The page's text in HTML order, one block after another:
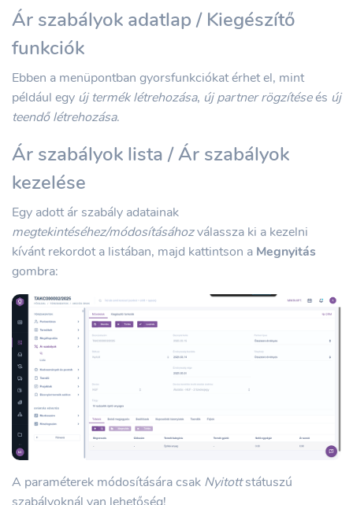
Ár szabályok adatlap / Kiegészítő
funkciók
Ebben a menüpontban gyorsfunkciókat érhet el, mint
például egy új termék létrehozása, új partner rögzítéseés új
teendő létrehozása.
Ár szabályok lista / Ár szabályok
kezelése
Egy adott ár szabály adatainak
megtekintéséhez/módosításáhozválassza ki a kezelni
kívánt rekordot a listában, majd kattintson a Megnyitás
gombra:
A paraméterek módosítására csak Nyitottstátuszú